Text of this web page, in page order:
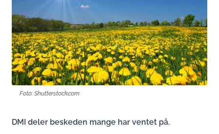
Foto: Shutterstock.com
DMI deler beskeden mange har ventet på.